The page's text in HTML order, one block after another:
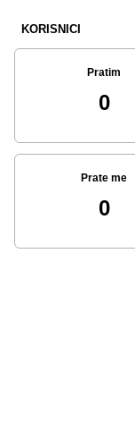
KORISNICI
Pratim
0
Prate me
0